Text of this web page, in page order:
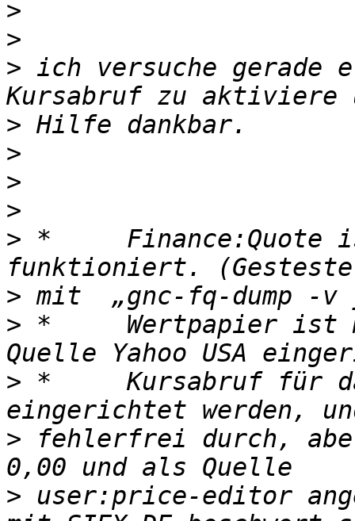
>
>
> ich versuche gerade
>
>
>
>
> *	Finance:Quote ist 1.38 ist installiert und
>
> *	Wertpapier ist mit Symbol SIE.DE und
> *	Kursabruf für das Wertpapier kann
> fehlerfrei durch,
> user:price-editor